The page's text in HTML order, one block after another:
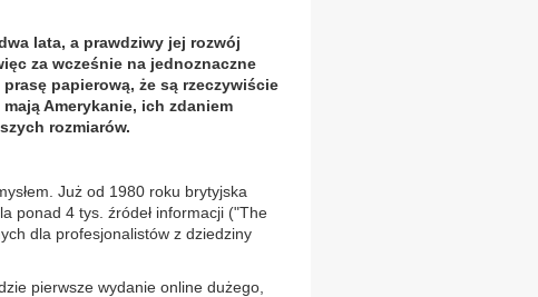
lata, a prawdziwy jej rozwój
za wcześnie na jednoznaczne
papierową, że są rzeczywiście
Amerykanie, ich zdaniem
rozmiarów.
Już od 1980 roku brytyjska
ponad 4 tys. źródeł informacji ("The
dla profesjonalistów z dziedziny
pierwsze wydanie online dużego,